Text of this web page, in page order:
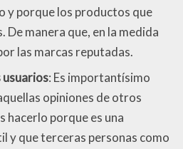
y porque los productos que
De manera que, en la medida
las marcas reputadas.
: Es importantísimo
opiniones de otros
hacerlo porque es una
y que terceras personas como